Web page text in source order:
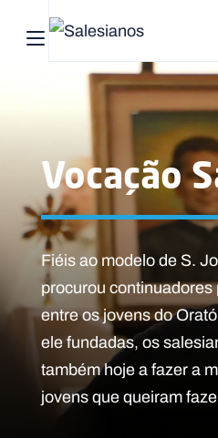
Abrir menu principal
Vocação
Fiéis ao modelo de S.
procurou continuadores
entre os jovens do
ele fundadas, os
também hoje a fazer a
jovens que queiram
Pesquisar no site
Início
Quem
somos
O
que
fazemos
Recursos
Notícias